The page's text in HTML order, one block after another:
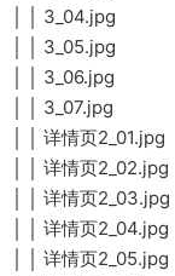
│ │ 3_04.jpg
│ │ 3_05.jpg
│ │ 3_06.jpg
│ │ 3_07.jpg
│ │ 详情页2_01.jpg
│ │ 详情页2_02.jpg
│ │ 详情页2_03.jpg
│ │ 详情页2_04.jpg
│ │ 详情页2_05.jpg